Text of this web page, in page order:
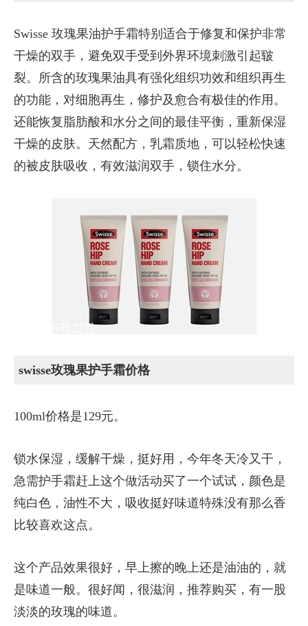
Swisse 玫瑰果油护手霜特别适合于修复和保护非常
干燥的双手，避免双手受到外界环境刺激引起皲
裂。所含的玫瑰果油具有强化组织功效和组织再生
的功能，对细胞再生，修护及愈合有极佳的作用。
还能恢复脂肪酸和水分之间的最佳平衡，重新保湿
干燥的皮肤。天然配方，乳霜质地，可以轻松快速
的被皮肤吸收，有效滋润双手，锁住水分。
swisse玫瑰果护手霜价格
100ml价格是129元。
锁水保湿，缓解干燥，挺好用，今年冬天冷又干，
急需护手霜赶上这个做活动买了一个试试，颜色是
纯白色，油性不大，吸收挺好味道特殊没有那么香
比较喜欢这点。
这个产品效果很好，早上擦的晚上还是油油的，就
是味道一般。很好闻，很滋润，推荐购买，有一股
淡淡的玫瑰的味道。